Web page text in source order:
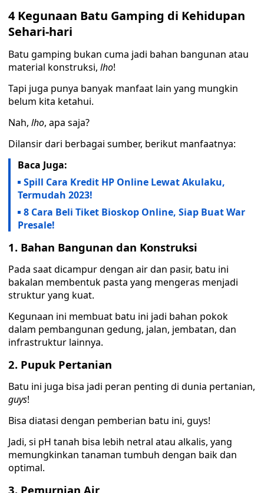
4 Kegunaan Batu Gamping di Kehidupan
Sehari-hari
Batu gamping bukan cuma jadi bahan bangunan atau
material konstruksi, lho!
Tapi juga punya banyak manfaat lain yang mungkin
belum kita ketahui.
Nah, lho, apa saja?
Dilansir dari berbagai sumber, berikut manfaatnya:
Baca Juga:
Spill Cara Kredit HP Online Lewat Akulaku,
Termudah 2023!
8 Cara Beli Tiket Bioskop Online, Siap Buat War
Presale!
1. Bahan Bangunan dan Konstruksi
Pada saat dicampur dengan air dan pasir, batu ini
bakalan membentuk pasta yang mengeras menjadi
struktur yang kuat.
Kegunaan ini membuat batu ini jadi bahan pokok
dalam pembangunan gedung, jalan, jembatan, dan
infrastruktur lainnya.
2. Pupuk Pertanian
Batu ini juga bisa jadi peran penting di dunia pertanian,
guys!
Bisa diatasi dengan pemberian batu ini, guys!
Jadi, si pH tanah bisa lebih netral atau alkalis, yang
memungkinkan tanaman tumbuh dengan baik dan
optimal.
3. Pemurnian Air